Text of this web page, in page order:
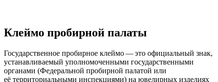
Клеймо пробирной палаты
Государственное пробирное клеймо — это официальный знак,
устанавливаемый уполномоченными государственными
органами (Федеральной пробирной палатой или
её территориальными инспекциями) на ювелирных изделиях